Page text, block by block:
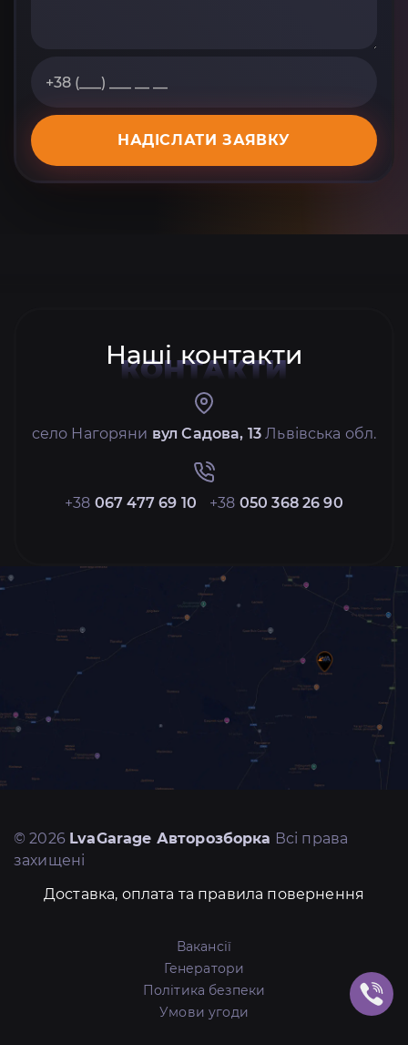
НАДІСЛАТИ ЗАЯВКУ
Наші контакти
КОНТАКТИ
село Нагоряни вул Садова, 13 Львівська обл.
+38 067 477 69 10 +38 050 368 26 90
© 2026 LvaGarage Авторозборка Всі права
захищені
Доставка, оплата та правила повернення
Вакансії
Генератори
Політика безпеки
Умови угоди